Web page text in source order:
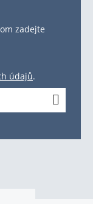
zadejte
údajů.